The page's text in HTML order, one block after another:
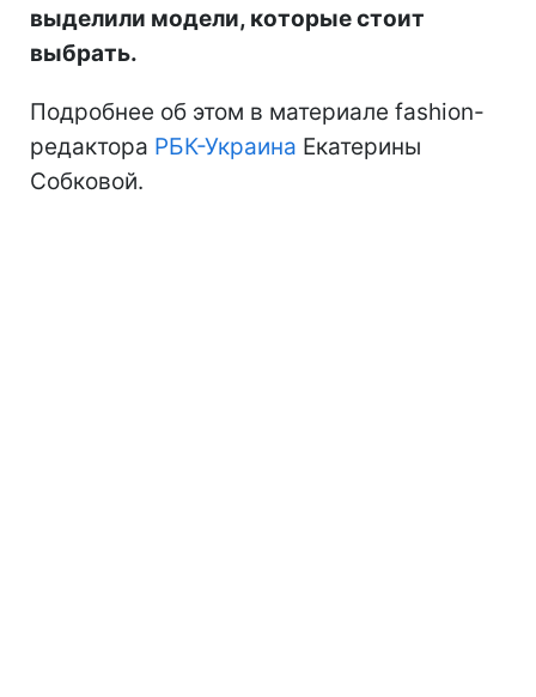
выделили модели, которые стоит
выбрать.
Подробнее об этом в материале fashion-
редактора РБК-Украина Екатерины
Собковой.